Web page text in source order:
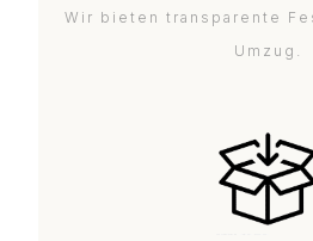
Wir bieten transparente
Umzug.